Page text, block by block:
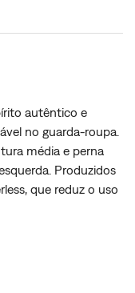
autêntico e
no guarda-roupa.
média e perna
Produzidos
que reduz o uso